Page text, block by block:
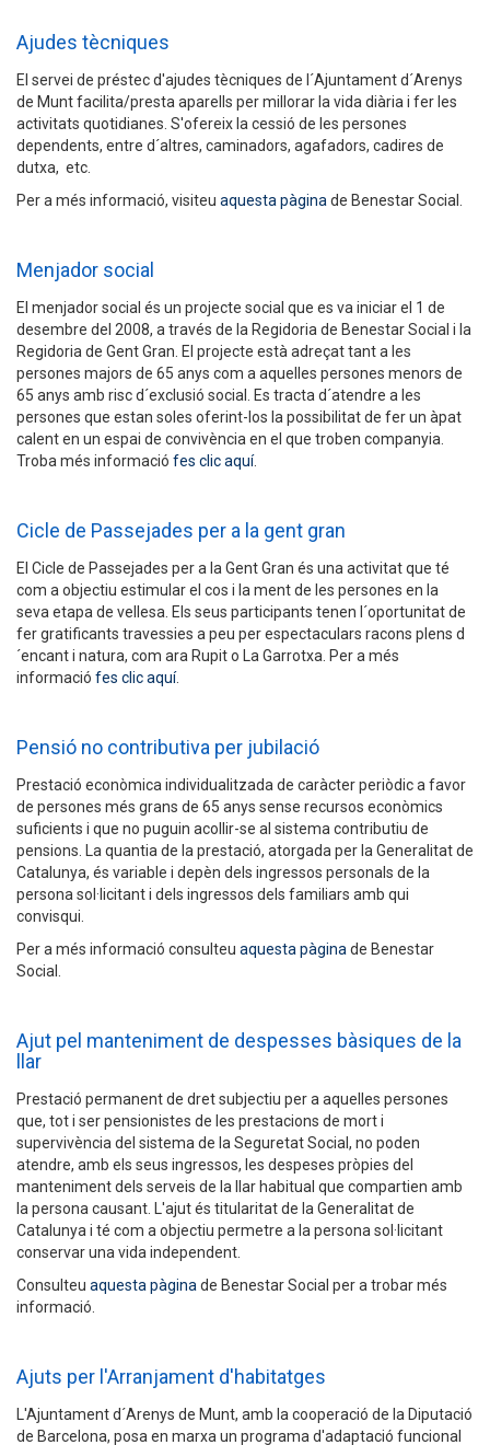
Ajudes tècniques
El servei de préstec d'ajudes tècniques de l´Ajuntament d´Arenys
de Munt facilita/presta aparells per millorar la vida diària i fer les
activitats quotidianes. S'ofereix la cessió de les persones
dependents, entre d´altres, caminadors, agafadors, cadires de
dutxa, etc.
Per a més informació, visiteu aquesta pàgina de Benestar Social.
Menjador social
El menjador social és un projecte social que es va iniciar el 1 de
desembre del 2008, a través de la Regidoria de Benestar Social i la
Regidoria de Gent Gran. El projecte està adreçat tant a les
persones majors de 65 anys com a aquelles persones menors de
65 anys amb risc d´exclusió social. Es tracta d´atendre a les
persones que estan soles oferint-los la possibilitat de fer un àpat
calent en un espai de convivència en el que troben companyia.
Troba més informació fes clic aquí.
Cicle de Passejades per a la gent gran
El Cicle de Passejades per a la Gent Gran és una activitat que té
com a objectiu estimular el cos i la ment de les persones en la
seva etapa de vellesa. Els seus participants tenen l´oportunitat de
fer gratificants travessies a peu per espectaculars racons plens d
´encant i natura, com ara Rupit o La Garrotxa. Per a més
informació fes clic aquí.
Pensió no contributiva per jubilació
Prestació econòmica individualitzada de caràcter periòdic a favor
de persones més grans de 65 anys sense recursos econòmics
suficients i que no puguin acollir-se al sistema contributiu de
pensions. La quantia de la prestació, atorgada per la Generalitat de
Catalunya, és variable i depèn dels ingressos personals de la
persona sol·licitant i dels ingressos dels familiars amb qui
convisqui.
Per a més informació consulteu aquesta pàgina de Benestar
Social.
Ajut pel manteniment de despesses bàsiques de la
llar
Prestació permanent de dret subjectiu per a aquelles persones
que, tot i ser pensionistes de les prestacions de mort i
supervivència del sistema de la Seguretat Social, no poden
atendre, amb els seus ingressos, les despeses pròpies del
manteniment dels serveis de la llar habitual que compartien amb
la persona causant. L'ajut és titularitat de la Generalitat de
Catalunya i té com a objectiu permetre a la persona sol·licitant
conservar una vida independent.
Consulteu aquesta pàgina de Benestar Social per a trobar més
informació.
Ajuts per l'Arranjament d'habitatges
L'Ajuntament d´Arenys de Munt, amb la cooperació de la Diputació
de Barcelona, posa en marxa un programa d'adaptació funcional